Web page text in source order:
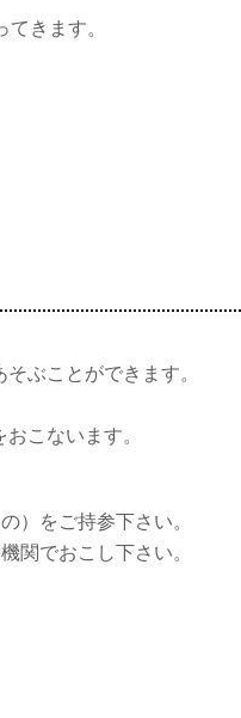
きます。
ぶことができます。
こないます。
）をご持参下さい。
関でおこし下さい。